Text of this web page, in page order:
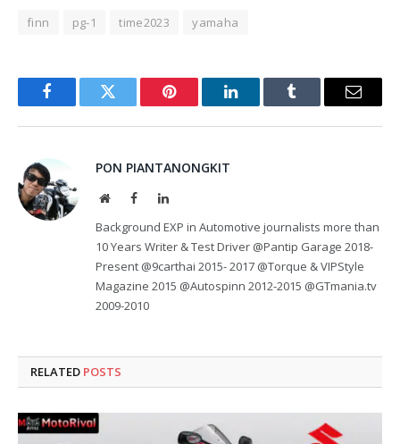
finn pg-1 time2023 yamaha
FacebookTwitter Pinterest LinkedInTumblr Email
PON PIANTANONGKIT
WebsiteFacebookLinkedIn
Background EXP in Automotive journalists more than
10 Years Writer & Test Driver @Pantip Garage 2018-
Present @9carthai 2015- 2017 @Torque & VIPStyle
Magazine 2015 @Autospinn 2012-2015 @GTmania.tv
2009-2010
RELATED POSTS